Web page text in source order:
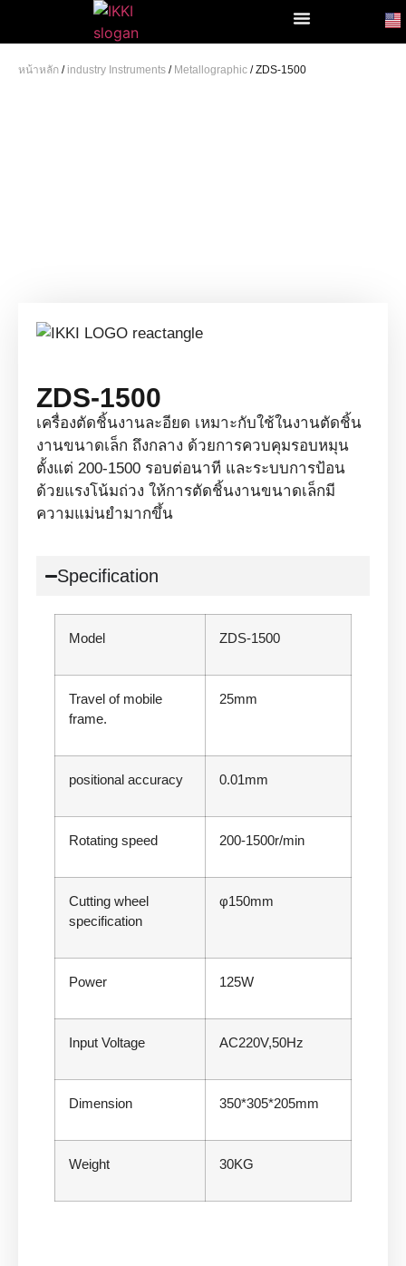
หน้าหลัก / industry Instruments / Metallographic / ZDS-1500
ZDS-1500
เครื่องตัดชิ้นงานละอียด เหมาะกับใช้ในงานตัดชิ้น
งานขนาดเล็ก ถึงกลาง ด้วยการควบคุมรอบหมุน
ตั้งแต่ 200-1500 รอบต่อนาที และระบบการป้อน
ด้วยแรงโน้มถ่วง ให้การตัดชิ้นงานขนาดเล็กมี
ความแม่นยำมากขึ้น
Specification
Model ZDS-1500
Travel of mobile
frame.
25mm
positional accuracy 0.01mm
Rotating speed 200-1500r/min
Cutting wheel
specification
φ150mm
Power 125W
Input Voltage AC220V,50Hz
Dimension 350*305*205mm
Weight 30KG